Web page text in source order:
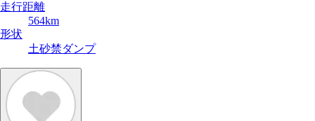
走行距離
564km
形状
土砂禁ダンプ